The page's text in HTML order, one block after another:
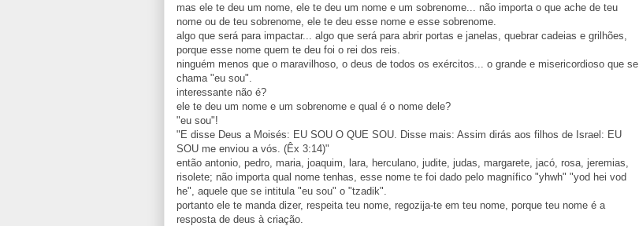
mas ele te deu um nome, ele te deu um nome e um sobrenome... não importa o que ache de teu
nome ou de teu sobrenome, ele te deu esse nome e esse sobrenome.
algo que será para impactar... algo que será para abrir portas e janelas, quebrar cadeias e grilhões,
porque esse nome quem te deu foi o rei dos reis.
ninguém menos que o maravilhoso, o deus de todos os exércitos... o grande e misericordioso que se
chama "eu sou".
interessante não é?
ele te deu um nome e um sobrenome e qual é o nome dele?
"eu sou"!
"E disse Deus a Moisés: EU SOU O QUE SOU. Disse mais: Assim dirás aos filhos de Israel: EU
SOU me enviou a vós. (Êx 3:14)"
então antonio, pedro, maria, joaquim, lara, herculano, judite, judas, margarete, jacó, rosa, jeremias,
risolete; não importa qual nome tenhas, esse nome te foi dado pelo magnífico "yhwh" "yod hei vod
he", aquele que se intitula "eu sou" o "tzadik".
portanto ele te manda dizer, respeita teu nome, regozija-te em teu nome, porque teu nome é a
resposta de deus à criação.